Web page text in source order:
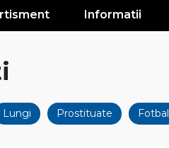
Informatii
Lungi Prostituate Fotbal